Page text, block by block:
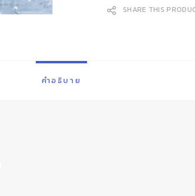
SHARE THIS
คำอธิบาย